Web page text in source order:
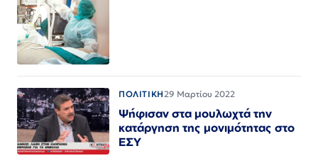
ΠΟΛΙΤΙΚΗ29 Μαρτίου 2022
Ψήφισαν στα μουλωχτά την
κατάργηση της μονιμότητας στο
ΕΣΥ